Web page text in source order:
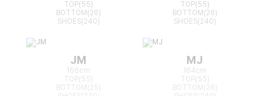
TOP(55)
BOTTOM(26)
SHOES(240)
TOP(55)
BOTTOM(26)
SHOES(240)
JM
166cm
TOP(55)
BOTTOM(25)
MJ
164cm
TOP(55)
BOTTOM(26)